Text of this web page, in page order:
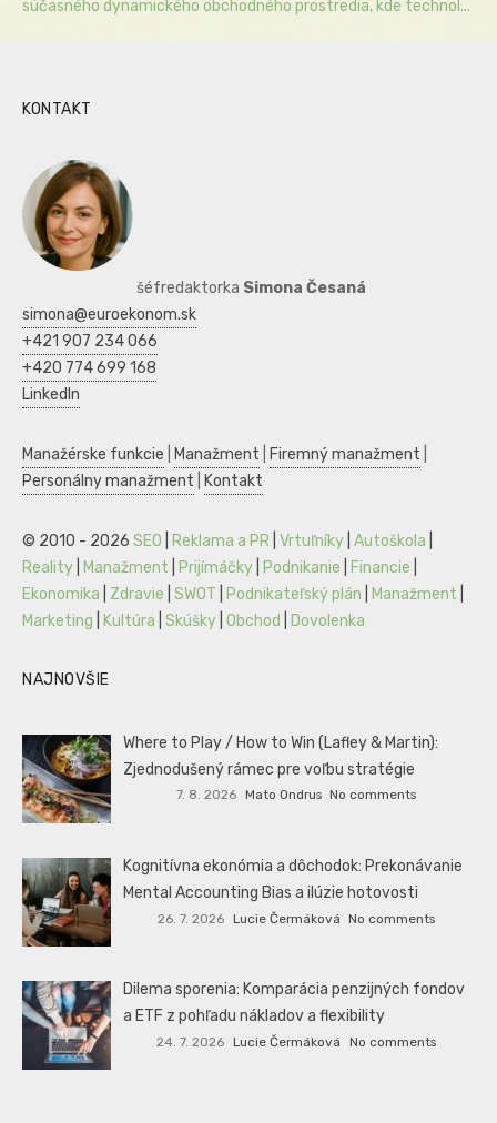
súčasného dynamického obchodného prostredia, kde technol...
KONTAKT
šéfredaktorka Simona Česaná
simona@euroekonom.sk
+421 907 234 066
+420 774 699 168
LinkedIn
Manažérske funkcie Manažment Firemný manažment
Personálny manažment
Kontakt
© 2010 - 2026 SEO Reklama a PR Vrtuľníky Autoškola
Reality
Manažment Prijímáčky Podnikanie Financie
Ekonomika
Zdravie SWOT Podnikateľský plán Manažment
Marketing
Kultúra Skúšky Obchod Dovolenka
NAJNOVŠIE
Where to Play / How to Win (Lafley & Martin):
Zjednodušený rámec pre voľbu stratégie
7. 8. 2026 Mato Ondrus No comments
Kognitívna ekonómia a dôchodok: Prekonávanie
Mental Accounting Bias a ilúzie hotovosti
26. 7. 2026 Lucie Čermáková No comments
Dilema sporenia: Komparácia penzijných fondov
a ETF z pohľadu nákladov a flexibility
24. 7. 2026 Lucie Čermáková No comments